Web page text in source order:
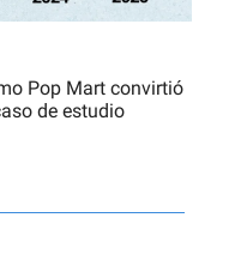
Pop Mart convirtió
de estudio